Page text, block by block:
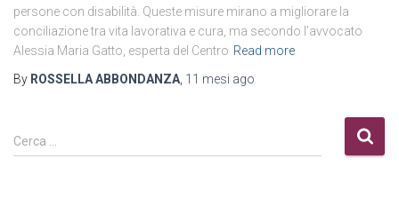
persone con disabilità. Queste misure mirano a migliorare la
conciliazione tra vita lavorativa e cura, ma secondo l’avvocato
Alessia Maria Gatto, esperta del Centro Read more
By ROSSELLA ABBONDANZA 11 mesi ago
R
i
Cerca …